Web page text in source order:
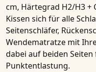
cm, Härtegrad H2/H3 +
Kissen sich für alle
Seitenschläfer,
Wendematratze mit
dabei auf beiden
Punktentlastung.